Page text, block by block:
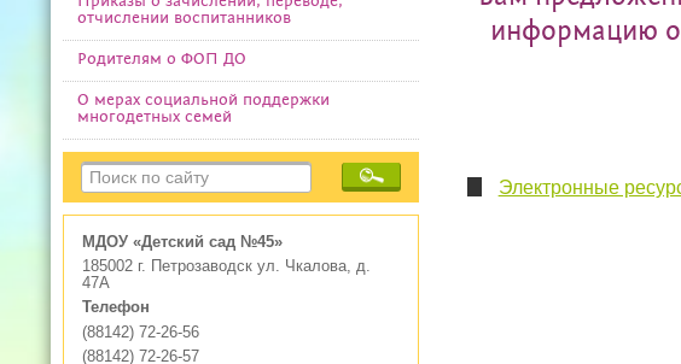
отчислении воспитанников
Родителям о ФОП ДО
О мерах социальной поддержки
многодетных семей
МДОУ «Детский сад №45»
185002 г. Петрозаводск ул. Чкалова, д.
47А
Телефон
(88142) 72-26-56
(88142) 72-26-57
информацию
Электронные